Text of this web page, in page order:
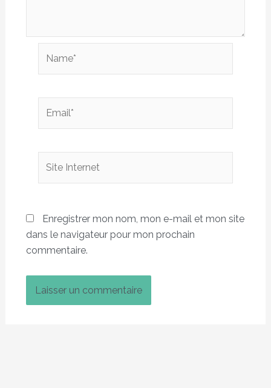
Internet
Enregistrer mon nom, mon e-mail et mon site
dans le navigateur pour mon prochain
commentaire.